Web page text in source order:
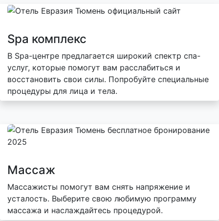
Spa комплекс
В Spa-центре предлагается широкий спектр спа-
услуг, которые помогут вам расслабиться и
восстановить свои силы. Попробуйте специальные
процедуры для лица и тела.
Массаж
Массажисты помогут вам снять напряжение и
усталость. Выберите свою любимую программу
массажа и наслаждайтесь процедурой.